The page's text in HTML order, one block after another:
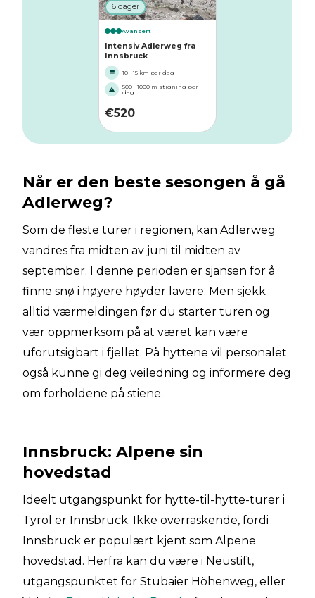
6 dager
Avansert
Intensiv Adlerweg fra
Innsbruck
10 - 15 km per dag
500 - 1000 m stigning per
dag
€520
Når er den beste sesongen å gå
Adlerweg?
Som de fleste turer i regionen, kan Adlerweg
vandres fra midten av juni til midten av
september. I denne perioden er sjansen for å
finne snø i høyere høyder lavere. Men sjekk
alltid værmeldingen før du starter turen og
vær oppmerksom på at været kan være
uforutsigbart i fjellet. På hyttene vil personalet
også kunne gi deg veiledning og informere deg
om forholdene på stiene.
Innsbruck: Alpene sin
hovedstad
Ideelt utgangspunkt for hytte-til-hytte-turer i
Tyrol er Innsbruck. Ikke overraskende, fordi
Innsbruck er populært kjent som Alpene
hovedstad. Herfra kan du være i Neustift,
utgangspunktet for Stubaier Höhenweg, eller